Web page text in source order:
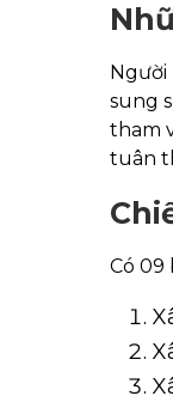
Người
sung
tham
tuân
Có 09